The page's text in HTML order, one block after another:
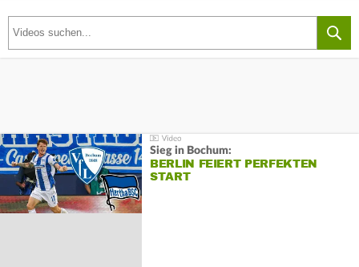
Sieg in Bochum:
BERLIN FEIERT PERFEKTEN
START